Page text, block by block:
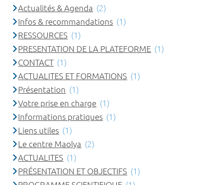
Actualités & Agenda (2)
Infos & recommandations (1)
RESSOURCES (1)
PRESENTATION DE LA PLATEFORME (1)
CONTACT (1)
ACTUALITES ET FORMATIONS (1)
Présentation (1)
Votre prise en charge (1)
Informations pratiques (1)
Liens utiles (1)
Le centre Maolya (2)
ACTUALITES (1)
PRÉSENTATION ET OBJECTIFS (1)